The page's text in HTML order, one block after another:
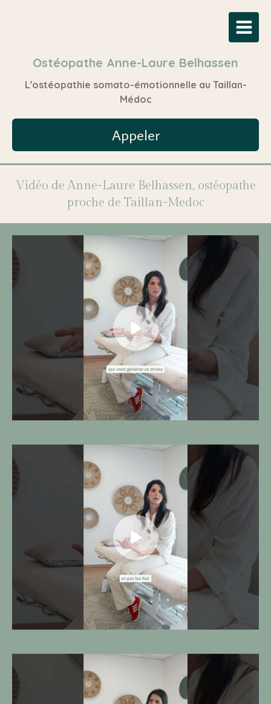
Ostéopathe Anne-Laure Belhassen
L'ostéopathie somato-émotionnelle au Taillan-
Médoc
Appeler
Vidéo de Anne-Laure Belhassen, ostéopathe
proche de Taillan-Medoc